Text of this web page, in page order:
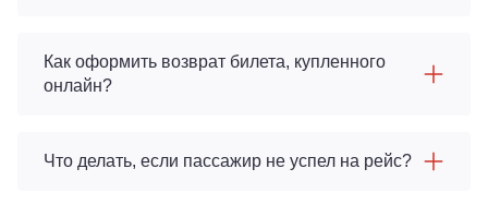
Как оформить возврат билета, купленного
онлайн?
Что делать, если пассажир не успел на рейс?